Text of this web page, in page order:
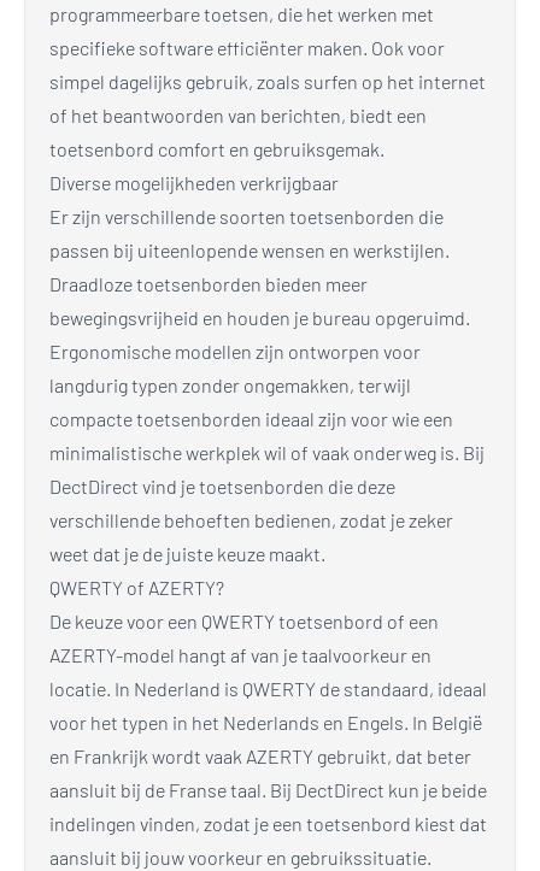
programmeerbare toetsen, die het werken met
specifieke software efficiënter maken. Ook voor
simpel dagelijks gebruik, zoals surfen op het internet
of het beantwoorden van berichten, biedt een
toetsenbord comfort en gebruiksgemak.
Diverse mogelijkheden verkrijgbaar
Er zijn verschillende soorten toetsenborden die
passen bij uiteenlopende wensen en werkstijlen.
Draadloze toetsenborden bieden meer
bewegingsvrijheid en houden je bureau opgeruimd.
Ergonomische modellen zijn ontworpen voor
langdurig typen zonder ongemakken, terwijl
compacte toetsenborden ideaal zijn voor wie een
minimalistische werkplek wil of vaak onderweg is. Bij
DectDirect vind je toetsenborden die deze
verschillende behoeften bedienen, zodat je zeker
weet dat je de juiste keuze maakt.
QWERTY of AZERTY?
De keuze voor een QWERTY toetsenbord of een
AZERTY-model hangt af van je taalvoorkeur en
locatie. In Nederland is QWERTY de standaard, ideaal
voor het typen in het Nederlands en Engels. In België
en Frankrijk wordt vaak AZERTY gebruikt, dat beter
aansluit bij de Franse taal. Bij DectDirect kun je beide
indelingen vinden, zodat je een toetsenbord kiest dat
aansluit bij jouw voorkeur en gebruikssituatie.